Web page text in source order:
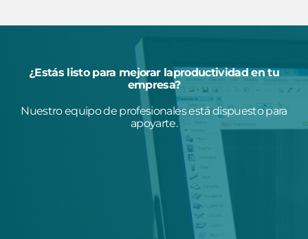
¿Estás listo para mejorar laproductividad en tu
empresa?
Nuestro equipo de profesionales está dispuesto para
apoyarte.